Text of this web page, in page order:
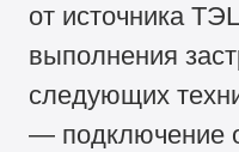
от источника
выполнения
следующих
— подключение